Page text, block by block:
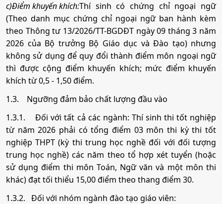
• Mã ngành:
7320104
•Chỉ tiêu:50
• Phương thức xét tuyển:
Ưu Tiên ĐGNL HCM ĐT THPT Học Bạ
• Tổ hợp:D01; D14; C03; C04; D09; D10; A01; K01;
X18; X02; X71; X79
15. Quản trị kinh doanh
•Mã ngành:7340101
•Chỉ tiêu:190
• Phương thức xét tuyển:Ưu TiênĐGNL HCM ĐT THPTHọc Bạ
• Tổ hợp:A01; D01; D07; D08; D09; D10; X25; K01
c)Điểm khuyến khích:Thí sinh có chứng chỉ ngoại ngữ
(Theo danh mục chứng chỉ ngoại ngữ ban hành kèm
theo Thông tư 13/2026/TT-BGDĐT ngày 09 tháng 3 năm
2026 của Bộ trưởng Bộ Giáo dục và Đào tạo) nhưng
không sử dụng để quy đổi thành điểm môn ngoại ngữ
thì được cộng điểm khuyến khích; mức điểm khuyến
khích từ 0,5 - 1,50 điểm.
1.3. Ngưỡng đảm bảo chất lượng đầu vào
1.3.1.Đối với tất cả các ngành: Thí sinh thi tốt nghiệp
từ năm 2026 phải có tổng điểm 03 môn thi kỳ thi tốt
nghiệp THPT (kỳ thi trung học nghề đối với đối tượng
trung học nghề) các năm theo tổ hợp xét tuyển (hoặc
sử dụng điểm thi môn Toán, Ngữ văn và một môn thi
khác) đạt tối thiểu 15,00 điểm theo thang điểm 30.
1.3.2. Đối với nhóm ngành đào tạo giáo viên: